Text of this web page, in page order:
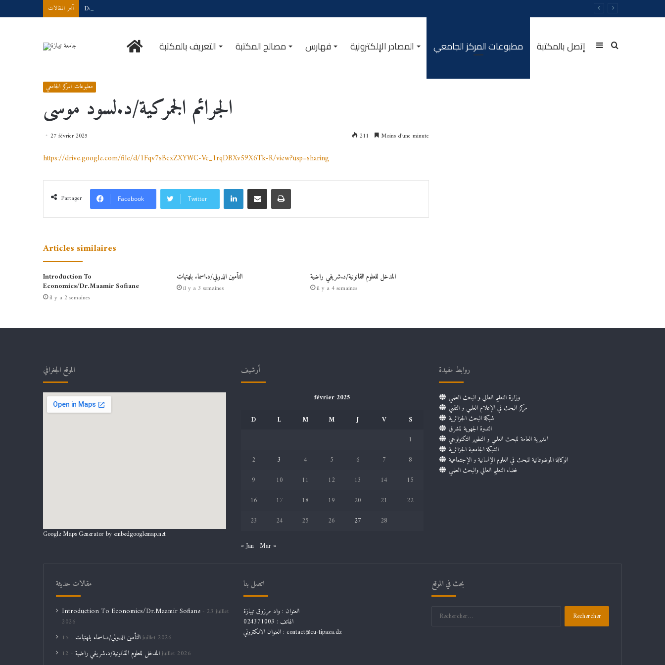
آخر المقالات Demande d’accès à internet
الرئيسيةالتعريف بالمكتبة مصالح المكتبة فهارس المصادر الإلكترونية مطبوعات المركز الجامعي إتصل بالمكتبة Rechercher
Sidebar
مطبوعات المركز الجامعي
الجرائم الجمركية/د.لسود موسى
27 février 2025 211 Moins d’une minute
https://drive.google.com/file/d/1Fqv7sBcxZXYWC-Vc_1rqDBXv59X6Tk-R/view?usp=sharing
Partager Facebook Twitter
Linkedin Partager par email Imprimer
Articles similaires
Introduction To
Economics/Dr.Maamir Sofiane
il y a 2 semaines
التأمين الدولي/د.اسماء بلهتهات
il y a 3 semaines
المدخل للعلوم القانونية/د.شريفي راضية
il y a 4 semaines
الموقع الجغرافي
Google Maps Generator by embedgooglemap.net
أرشيف
février 2025
D
L M M J V
S
1
2
3 4 5 6 7
8
9
10 11 12 13 14
15
16
17 18 19 20 21
22
23
24 25 26 27 28
« Jan Mar »
روابط مفيدة
وزارة التعليم العالي و البحث العلمي
مركز البحث في الإعلام العلمي و التقني
شبكة البحث الجزائرية
الندوة الجهوية للشرق
المديرية العامة للبحث العلمي و التطوير التكنولوجي
الشبكة الجامعية الجزائرية
الوكالة الموضوعاتية للبحث في العلوم الإنسانية و الإجتماعية
فضاء التعليم العالي والبحث العلمي
مقالات حديثة
Introduction To Economics/Dr.Maamir Sofiane
23 juillet
2026
التأمين الدولي/د.اسماء بلهتهات15 juillet 2026
المدخل للعلوم القانونية/د.شريفي راضية12 juillet 2026
اتصل بنا
العنوان : واد مرزوق تيبازة
الهاتف : 024371003
العنوان الالكتروني : contact@cu-tipaza.dz
بحث في الموقع
Rechercher :